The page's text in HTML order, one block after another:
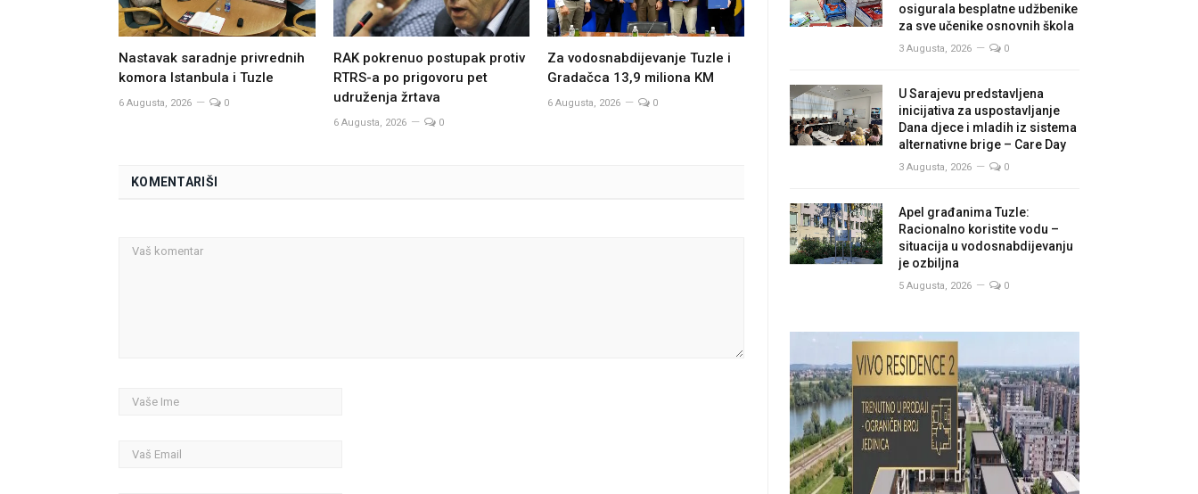
Nastavak saradnje privrednih
komora Istanbula i Tuzle
6 Augusta, 2026 0
RAK pokrenuo postupak protiv
RTRS-a po prigovoru pet
udruženja žrtava
6 Augusta, 2026 0
Za vodosnabdijevanje Tuzle i
Gradačca 13,9 miliona KM
6 Augusta, 2026 0
KOMENTARIŠI
osigurala besplatne udžbenike
za sve učenike osnovnih škola
3 Augusta, 2026 0
U Sarajevu predstavljena
inicijativa za uspostavljanje
Dana djece i mladih iz sistema
alternativne brige – Care Day
3 Augusta, 2026 0
Apel građanima Tuzle:
Racionalno koristite vodu –
situacija u vodosnabdijevanju
je ozbiljna
5 Augusta, 2026 0